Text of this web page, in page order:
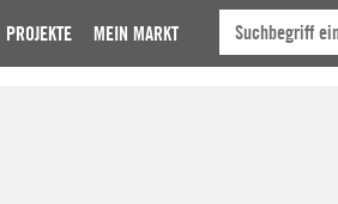
PROJEKTE MEIN MARKT